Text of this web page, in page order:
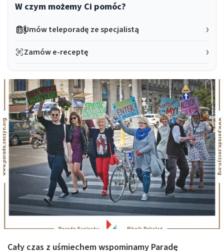
W czym możemy Ci pomóc?
Umów teleporadę ze specjalistą
Zamów e-receptę
Cały czas z uśmiechem wspominamy Paradę